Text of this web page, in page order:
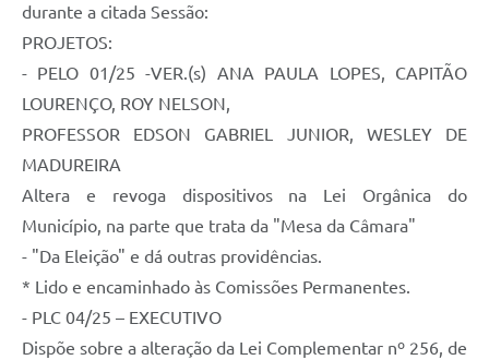
Galeria de Vídeos
Projetos
Contas Públicas
Links
Serviços Online
durante a citada Sessão:
PROJETOS:
- PELO 01/25 -VER.(s) ANA PAULA LOPES, CAPITÃO
LOURENÇO, ROY NELSON,
PROFESSOR EDSON GABRIEL JUNIOR, WESLEY DE
MADUREIRA
Altera e revoga dispositivos na Lei Orgânica do
Município, na parte que trata da "Mesa da Câmara"
- "Da Eleição" e dá outras providências.
* Lido e encaminhado às Comissões Permanentes.
- PLC 04/25 – EXECUTIVO
Dispõe sobre a alteração da Lei Complementar nº 256, de